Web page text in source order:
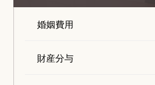
婚姻費用
財産分与